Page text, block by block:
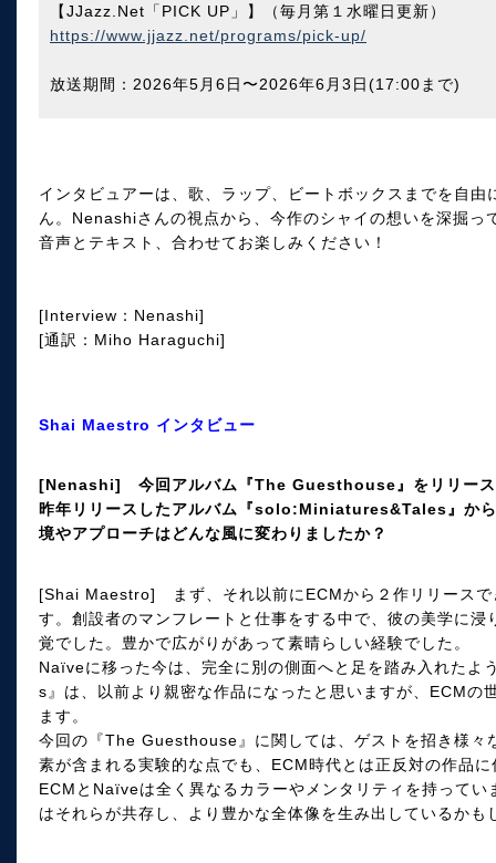
【JJazz.Net「PICK UP」】（毎月第１水曜日更新）
https://www.jjazz.net/programs/pick-up/
放送期間：2026年5月6日〜2026年6月3日(17:00まで)
インタビュアーは、歌、ラップ、ビートボックスまでを自
ん。Nenashiさんの視点から、今作のシャイの想いを深掘っ
音声とテキスト、合わせてお楽しみください！
[Interview：Nenashi]
[通訳：Miho Haraguchi]
Shai Maestro インタビュー
[Nenashi] 今回アルバム『The Guesthouse』をリリース
昨年リリースしたアルバム『solo:Miniatures&Tales』か
境やアプローチはどんな風に変わりましたか？
[Shai Maestro] まず、それ以前にECMから２作リリースで
す。創設者のマンフレートと仕事をする中で、彼の美学に
覚でした。豊かで広がりがあって素晴らしい経験でした。
Naïveに移った今は、完全に別の側面へと足を踏み入れた
s』は、以前より親密な作品になったと思いますが、ECMの
ます。
今回の『The Guesthouse』に関しては、ゲストを招き様々
素が含まれる実験的な点でも、ECM時代とは正反対の作品
ECMとNaïveは全く異なるカラーやメンタリティを持って
はそれらが共存し、より豊かな全体像を生み出しているか